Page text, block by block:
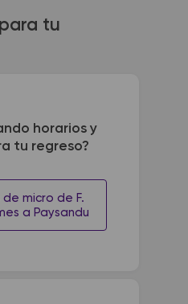
tu
horarios y
tu regreso?
micro de F.
a Paysandu